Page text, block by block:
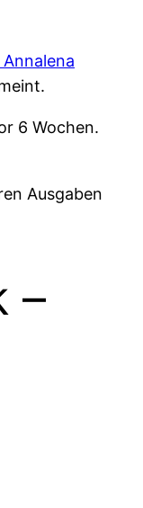
6 Wochen.
Ausgaben
–